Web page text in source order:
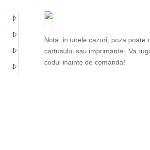
Nota: in unele cazuri, poza poate
cartusului sau imprimantei. Va
codul inainte de comanda!